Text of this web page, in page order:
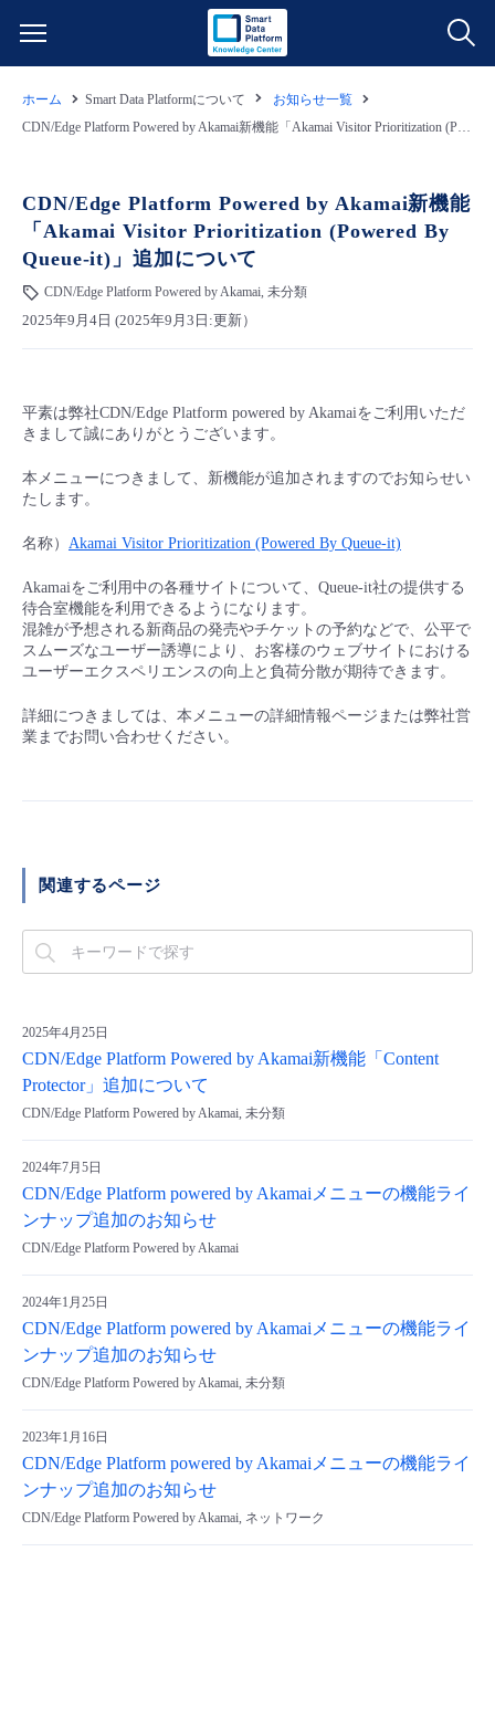
クラウド/サーバー
ネットワーク
モニタリング/監査
サポート
管理機能
すべてのメニューを見る
データ利活用
クラウド/サーバー
IoT
モニタリング/監査
サポート
管理機能
すべてのメニューを見る
料金情報
料金シミュレーター
クラウド/サーバー
ネットワーク
IoT
モニタリング/監査
サポート
すべてのメニューを見る
ご利用開始ガイド
- 管理機能
■ セットアップガイド
- 初期設定・確認
■ 基本構築ガイド
- クラウド / サーバー
- Flexible Remote Access
- vUTM2
- バックアップ
- セキュリティ・監査
- データと分析
- IoT
- マルチクラウド利用
- リモートワーク
- ITインフラストラクチャー
故障/メンテナンス情報
サービス稼働状況
故障/メンテナンス履歴
メンテナンス予定
定期メンテナンス
パートナー
販売パートナー向けプログラム
協業パートナー
トレーニング/操作動画
脱炭素化
ホーム Smart Data Platformについて
お知らせ一覧
CDN/Edge Platform Powered by Akamai新機能「Akamai Visitor Prioritization (Powered By Queue-it)」追加について
CDN/Edge Platform Powered by Akamai新機能
「Akamai Visitor Prioritization (Powered By
Queue-it)」追加について
CDN/Edge Platform Powered by Akamai, 未分類
2025年9月4日 (2025年9月3日:更新）
平素は弊社CDN/Edge Platform powered by Akamaiをご利用いただ
きまして誠にありがとうございます。
本メニューにつきまして、新機能が追加されますのでお知らせい
たします。
名称） Akamai Visitor Prioritization (Powered By Queue-it)
Akamaiをご利用中の各種サイトについて、Queue-it社の提供する
待合室機能を利用できるようになります。
混雑が予想される新商品の発売やチケットの予約などで、公平で
スムーズなユーザー誘導により、お客様のウェブサイトにおける
ユーザーエクスペリエンスの向上と負荷分散が期待できます。
詳細につきましては、本メニューの詳細情報ページまたは弊社営
業までお問い合わせください。
関連するページ
2025年4月25日
CDN/Edge Platform Powered by Akamai新機能「Content
Protector」追加について
CDN/Edge Platform Powered by Akamai, 未分類
2024年7月5日
CDN/Edge Platform powered by Akamaiメニューの機能ライ
ンナップ追加のお知らせ
CDN/Edge Platform Powered by Akamai
2024年1月25日
CDN/Edge Platform powered by Akamaiメニューの機能ライ
ンナップ追加のお知らせ
CDN/Edge Platform Powered by Akamai, 未分類
2023年1月16日
CDN/Edge Platform powered by Akamaiメニューの機能ライ
ンナップ追加のお知らせ
CDN/Edge Platform Powered by Akamai, ネットワーク